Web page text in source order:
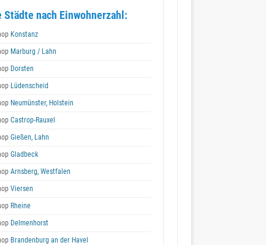
nach Einwohnerzahl:
Konstanz
Marburg / Lahn
Dorsten
Lüdenscheid
Neumünster, Holstein
Castrop-Rauxel
Gießen, Lahn
Gladbeck
Arnsberg, Westfalen
Viersen
Rheine
Delmenhorst
Brandenburg an der Havel